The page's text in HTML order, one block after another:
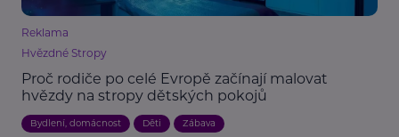
Reklama
Hvězdné Stropy
Proč rodiče po celé Evropě začínají malovat
hvězdy na stropy dětských pokojů
Bydlení, domácnost Děti Zábava